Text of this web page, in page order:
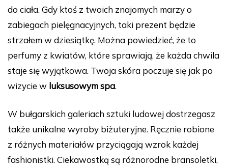
do ciała. Gdy ktoś z twoich znajomych marzy o
zabiegach pielęgnacyjnych, taki prezent będzie
strzałem w dziesiątkę. Można powiedzieć, że to
perfumy z kwiatów, które sprawiają, że każda chwila
staje się wyjątkowa. Twoja skóra poczuje się jak po
wizycie w luksusowym spa.
W bułgarskich galeriach sztuki ludowej dostrzegasz
także unikalne wyroby biżuteryjne. Ręcznie robione
z różnych materiałów przyciągają wzrok każdej
fashionistki. Ciekawostką są różnorodne bransoletki,